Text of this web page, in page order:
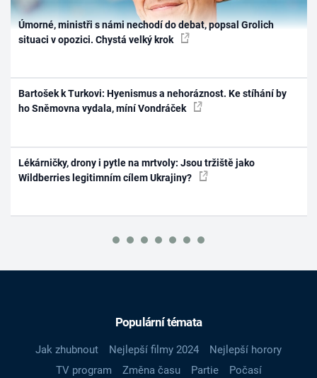
Úmorné, ministři s námi nechodí do debat, popsal Grolich
situaci v opozici. Chystá velký krok
Bartošek k Turkovi: Hyenismus a nehoráznost. Ke stíhání by
ho Sněmovna vydala, míní Vondráček
Lékárničky, drony i pytle na mrtvoly: Jsou tržiště jako
Wildberries legitimním cílem Ukrajiny?
Populární témata
Jak zhubnout Nejlepší filmy 2024
Nejlepší horory
TV program
Změna času Partie
Počasí